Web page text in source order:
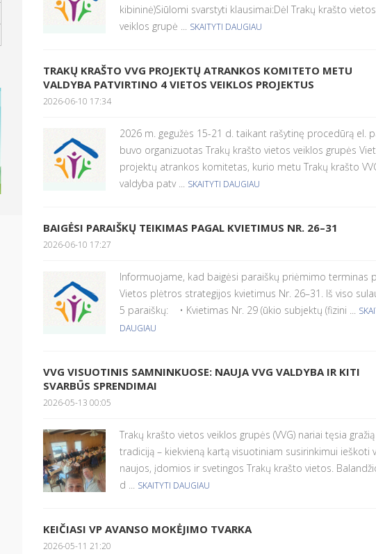
kibininė)Siūlomi svarstyti klausimai:Dėl Trakų krašto vietos
veiklos grupė ... SKAITYTI DAUGIAU
TRAKŲ KRAŠTO VVG PROJEKTŲ ATRANKOS KOMITETO METU
VALDYBA PATVIRTINO 4 VIETOS VEIKLOS PROJEKTUS
2026-06-10 17:34
2026 m. gegužės 15-21 d. taikant rašytinę procedūrą el.
buvo organizuotas Trakų krašto vietos veiklos grupės
projektų atrankos komitetas, kurio metu Trakų krašto
valdyba patv ... SKAITYTI DAUGIAU
BAIGĖSI PARAIŠKŲ TEIKIMAS PAGAL KVIETIMUS NR. 26–31
2026-06-10 17:27
Informuojame, kad baigėsi paraiškų priėmimo terminas
Vietos plėtros strategijos kvietimus Nr. 26–31. Iš viso
5 paraiškų: • Kvietimas Nr. 29 (ūkio subjektų (fizini ...
DAUGIAU
VVG VISUOTINIS SAMNINKUOSE: NAUJA VVG VALDYBA IR KITI
SVARBŪS SPRENDIMAI
2026-05-13 00:05
Trakų krašto vietos veiklos grupės (VVG) nariai tęsia gražią
tradiciją – kiekvieną kartą visuotiniam susirinkimui ieškoti
naujos, įdomios ir svetingos Trakų krašto vietos.
d ... SKAITYTI DAUGIAU
KEIČIASI VP AVANSO MOKĖJIMO TVARKA
2026-05-11 21:20